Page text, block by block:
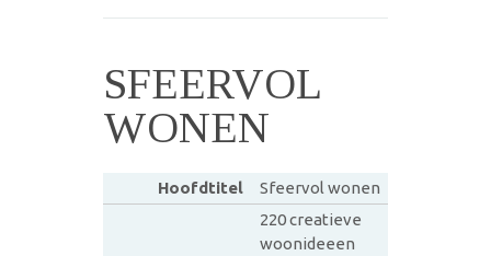
SFEERVOL
WONEN
Hoofdtitel Sfeervol wonen
220 creatieve
woonideeen